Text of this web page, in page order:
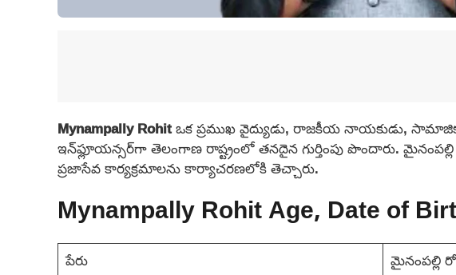
Mynampally Rohitఒక ప్రముఖ వైద్యుడు, రాజకీయ నాయకుడు,
ఇన్‌ఫ్లూయన్సర్‌గా తెలంగాణ రాష్ట్రంలో తనదైన గుర్తింపు పొందారు.
ప్రజాసేవ కార్యక్రమాలను కార్యాచరణలోకి తెచ్చారు.
Mynampally Rohit Age, Date of
పేరు
మైనంపల్లి